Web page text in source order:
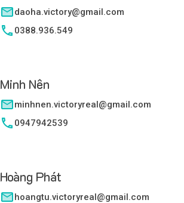
daoha.victory@gmail.com
0388.936.549
Minh Nên
minhnen.victoryreal@gmail.com
0947942539
Hoàng Phát
hoangtu.victoryreal@gmail.com